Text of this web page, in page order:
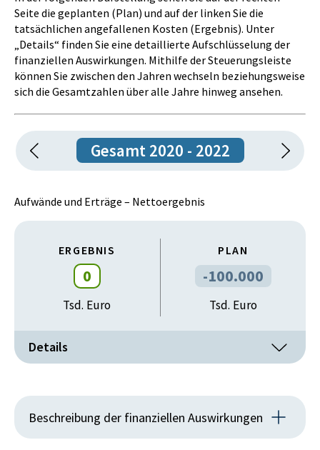
Zielerreichungsgrad des Meilensteins:
zur Gänze erreicht
Seite die geplanten (Plan) und auf der linken Sie die
tatsächlichen angefallenen Kosten (Ergebnis). Unter
„Details“ finden Sie eine detaillierte Aufschlüsselung der
finanziellen Auswirkungen. Mithilfe der Steuerungsleiste
können Sie zwischen den Jahren wechseln beziehungsweise
sich die Gesamtzahlen über alle Jahre hinweg ansehen.
Gesamt 2020 - 2022
Aufwände und Erträge – Nettoergebnis
ERGEBNIS
0
Tsd. Euro
PLAN
-100.000
Tsd. Euro
Details
0
PLAN
0
Beschreibung der finanziellen Auswirkungen